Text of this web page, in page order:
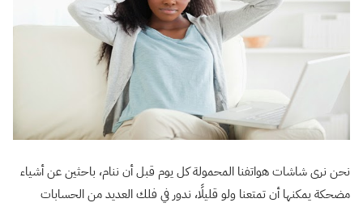
نحن نرى شاشات هواتفنا المحمولة كل يوم قبل أن ننام، باحثين عن أشياء
مضحكة يمكنها أن تمتعنا ولو قليلًا، ندور في فلك العديد من الحسابات